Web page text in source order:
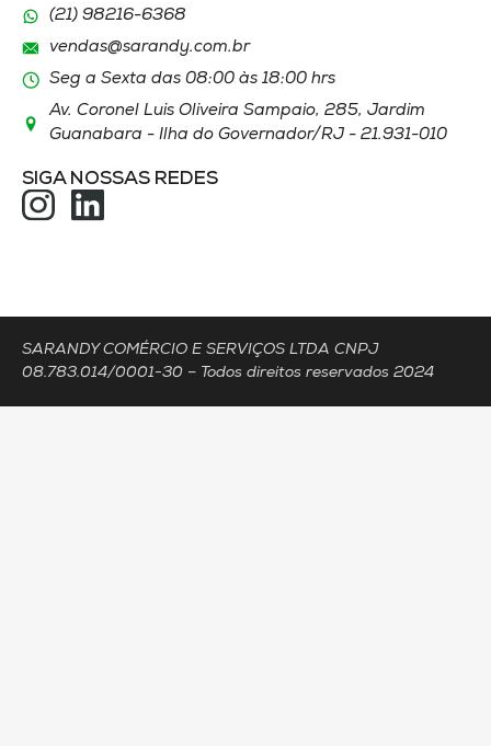
(21) 98216-6368
vendas@sarandy.com.br
Seg a Sexta das 08:00 às 18:00 hrs
Av. Coronel Luis Oliveira Sampaio, 285, Jardim
Guanabara - Ilha do Governador/RJ - 21.931-010
SIGA NOSSAS REDES
SARANDY COMÉRCIO E SERVIÇOS LTDA CNPJ
08.783.014/0001-30 – Todos direitos reservados 2024